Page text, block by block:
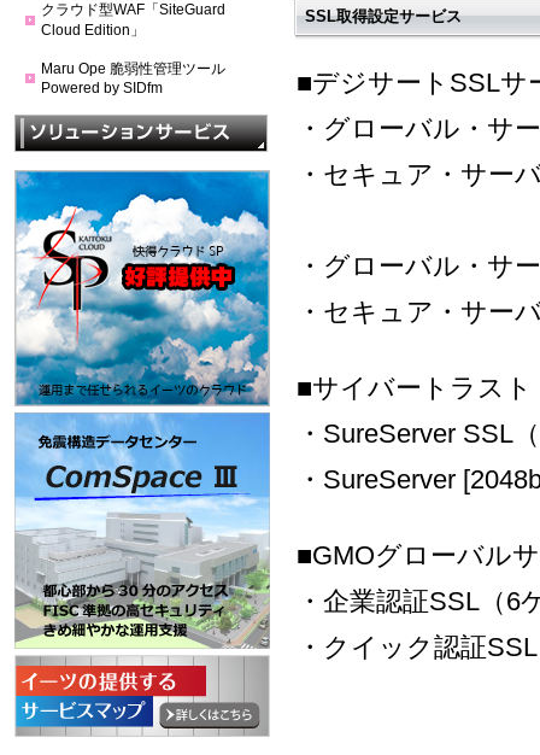
SSL取得設定サービス
■デジサートSSLサ
・グローバル・サ
・セキュア・サー
・グローバル・サ
・セキュア・サー
■サイバートラス
・SureServer SSL
・SureServer
■GMOグローバル
・企業認証SSL（6
・クイック認証
クラウド型WAF「SiteGuard
Cloud Edition」
Maru Ope 脆弱性管理ツール
Powered by SIDfm